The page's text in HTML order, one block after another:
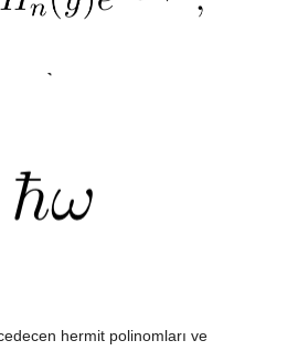
hermit polinomları ve